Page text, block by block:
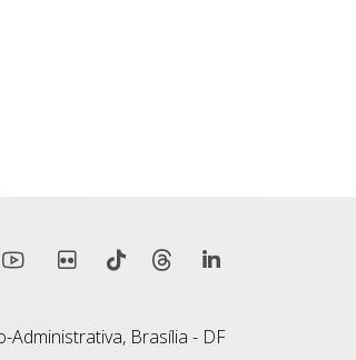
Administrativa, Brasília - DF